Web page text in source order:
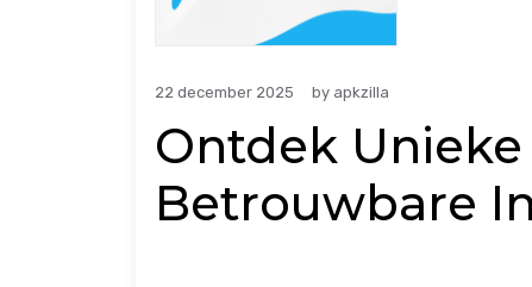
22 december 2025 by apkzilla
Ontdek
Betrouwbare